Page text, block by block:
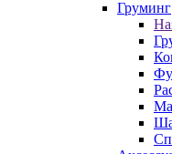
Груминг